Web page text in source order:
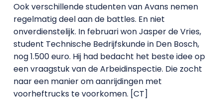
Ook verschillende studenten van Avans nemen
regelmatig deel aan de battles. En niet
onverdienstelijk. In februari won Jasper de Vries,
student Technische Bedrijfskunde in Den Bosch,
nog 1.500 euro. Hij had bedacht het beste idee op
een vraagstuk van de Arbeidinspectie. Die zocht
naar een manier om aanrijdingen met
voorheftrucks te voorkomen. [CT]